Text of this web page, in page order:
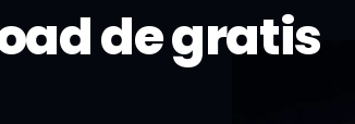
de gratis